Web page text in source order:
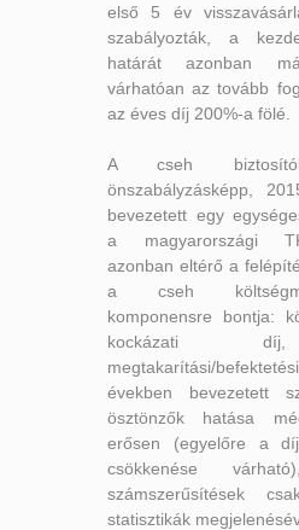
első 5 év
szabályozták, a
határát azonban
várhatóan az tovább
az éves díj 200%-a fölé.
A cseh
önszabályzásképp,
bevezetett egy
a magyarországi
azonban eltérő a
a cseh
komponensre bontja:
kockázati
megtakarítási/
években bevezetett
ösztönzők hatása
erősen (egyelőre a
csökkenése
számszerűsítések
statisztikák